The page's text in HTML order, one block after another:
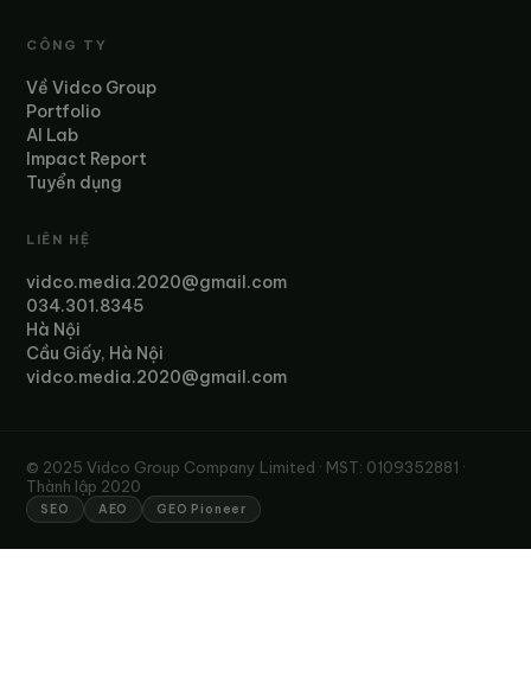
CÔNG TY
Về Vidco Group
Portfolio
AI Lab
Impact Report
Tuyển dụng
LIÊN HỆ
vidco.media.2020@gmail.com
034.301.8345
Hà Nội
Cầu Giấy, Hà Nội
vidco.media.2020@gmail.com
© 2025 Vidco Group Company Limited · MST: 0109352881 ·
Thành lập 2020
SEO AEO GEO Pioneer